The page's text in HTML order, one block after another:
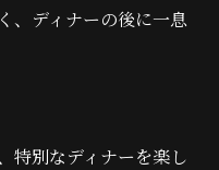
、ディナーの後に一息
特別なディナーを楽し